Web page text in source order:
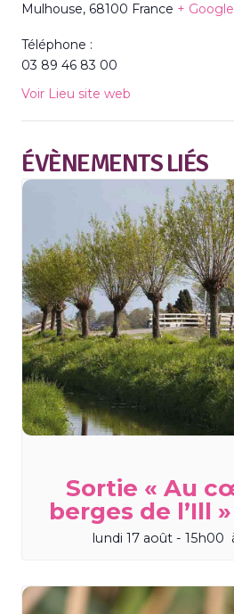
Mulhouse, 68100 France +
Téléphone :
03 89 46 83 00
Voir Lieu site web
ÉVÈNEMENTS LIÉS
Sortie « Au
berges de l’Ill
lundi 17 août - 15h00